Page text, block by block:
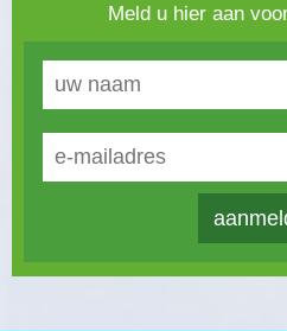
Meld u hier aan